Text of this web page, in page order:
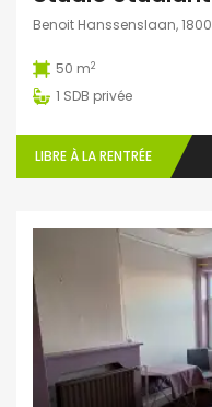
Benoit Hanssenslaan,
50 m2
1 SDB privée
LIBRE À LA RENTRÉE